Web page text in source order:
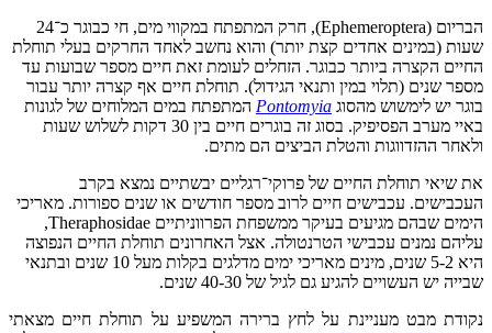
הבריום (Ephemeroptera), חרק המתפתח במקווי מים, חי כבוגר כ־24
שעות (במינים אחדים קצת יותר) והוא נחשב לאחד החרקים בעלי תוחלת
החיים הקצרה ביותר כבוגר. הזחלים לעומת זאת חיים מספר שבועות עד
מספר שנים (תלוי במין ותנאי הגידול). תוחלת חיים אף קצרה יותר עבור
בוגר יש לימשוש מהסוג Pontomyia המתפתח במים המלוחים של לגונות
באיי מערב הפסיפיק. בסוג זה בוגרים חיים בין 30 דקות לשלוש שעות
ולאחר ההזדווגות והטלת הביצים הם מתים.
את שיאי תוחלת החיים של פרוקי־רגליים יבשתיים נמצא בקרב
העכבישים. עכבישים חיים לרוב מספר חודשים או שנים ספורות. מאריכי
הימים שבהם מגיעים בעיקר ממשפחת הפרווניתיים Theraphosidae,
עליהם נמנים עכבישי הטרנטולה. אצל האחרונים תוחלת החיים הנפוצה
היא 5-2 שנים, מינים מאריכי ימים מדלגים בקלות מעל 10 שנים ובתנאי
שבייה יש העשויים להגיע גם לגיל של 40-30 שנים.
נקודת מבט מעניינת על לחץ ברירה המשפיע על תוחלת חיים מצאתי